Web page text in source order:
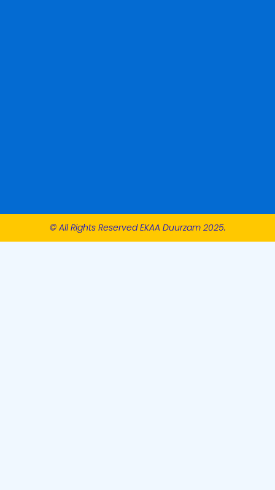
© All Rights Reserved EKAA Duurzam 2025.